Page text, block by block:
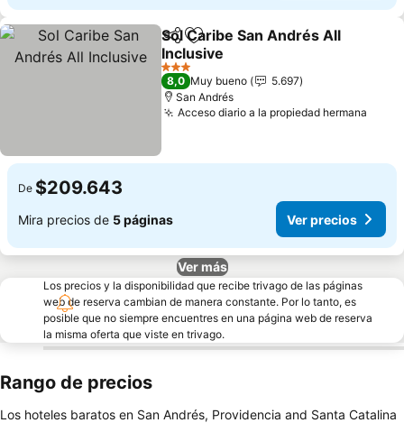
CompartirAgregar a favoritos
Sol Caribe San Andrés All
Inclusive
3 Estrellas
8,0 Muy bueno
5.697
San Andrés
Acceso diario a la propiedad hermana
De $209.643
Mira precios de 5 páginas Ver precios
Ver más
Los precios y la disponibilidad que recibe trivago de las páginas
web de reserva cambian de manera constante. Por lo tanto, es
posible que no siempre encuentres en una página web de reserva
la misma oferta que viste en trivago.
Rango de precios
Los hoteles baratos en San Andrés, Providencia and Santa Catalina